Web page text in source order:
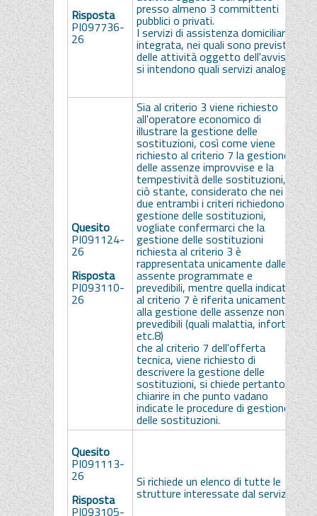
Risposta
PI097736-
26
presso almeno 3 committenti
pubblici o privati.
I servizi di assistenza domiciliare
integrata, nei quali sono previste
delle attività oggetto dell'avviso,
si intendono quali servizi analoghi?
Quesito
PI091124-
26
Risposta
PI093110-
26
Sia al criterio 3 viene richiesto
all'operatore economico di
illustrare la gestione delle
sostituzioni, così come viene
richiesto al criterio 7 la gestione
delle assenze improvvise e la
tempestività delle sostituzioni,
ciò stante, considerato che nei
due entrambi i criteri richiedono la
gestione delle sostituzioni,
vogliate confermarci che la
gestione delle sostituzioni
richiesta al criterio 3 è
rappresentata unicamente dalle
assente programmate e
prevedibili, mentre quella indicata
al criterio 7 è riferita unicamente
alla gestione delle assenze non
prevedibili (quali malattia, infortuni
etc.8)
che al criterio 7 dell'offerta
tecnica, viene richiesto di
descrivere la gestione delle
sostituzioni, si chiede pertanto di
chiarire in che punto vadano
indicate le procedure di gestione
delle sostituzioni.
7.
Quesito
PI091113-
26
Risposta
PI093105-
Si richiede un elenco di tutte le
strutture interessate dal servizio?